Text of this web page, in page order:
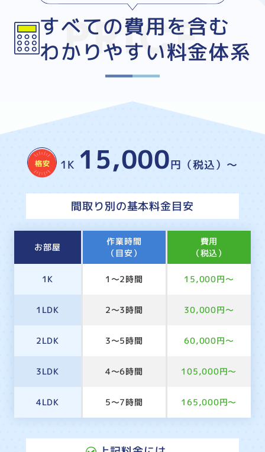
すべての費用を含む
わかりやすい料金体系
1K 15,000円（税込）～
間取り別の基本料金目安
お部屋
作業時間
（目安）
費用
（税込）
1K 1～2時間 15,000円～
1LDK 2～3時間 30,000円～
2LDK 3～5時間 60,000円～
3LDK 4～6時間 105,000円～
4LDK 5～7時間 165,000円～